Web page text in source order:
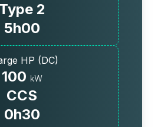
Type 2
5h00
HP (DC)
100 kW
CCS
0h30